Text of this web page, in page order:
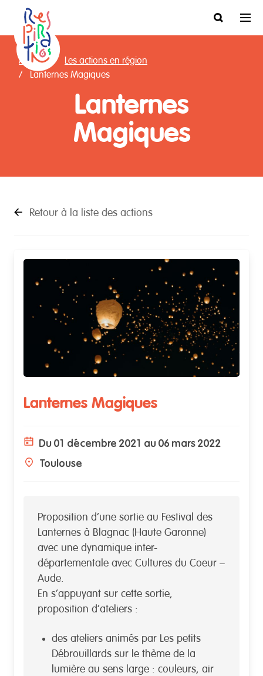
Accueil
Les actions en région
Lanternes Magiques
Lanternes
Magiques
Retour à la liste des actions
Lanternes Magiques
Du 01 décembre 2021 au 06 mars 2022
Toulouse
Proposition d’une sortie au Festival des
Lanternes à Blagnac (Haute Garonne)
avec une dynamique inter-
départementale avec Cultures du Coeur –
Aude.
En s’appuyant sur cette sortie,
proposition d’ateliers :
des ateliers animés par Les petits
Débrouillards sur le thème de la
lumière au sens large : couleurs, air